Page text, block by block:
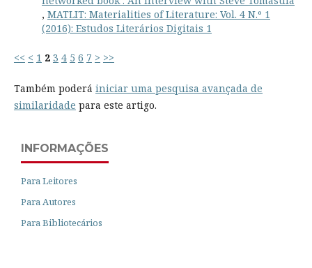
, MATLIT: Materialities of Literature: Vol. 4 N.º 1
(2016): Estudos Literários Digitais 1
<< < 1 2 3 4 5 6 7 > >>
Também poderá iniciar uma pesquisa avançada de
similaridade para este artigo.
INFORMAÇÕES
Para Leitores
Para Autores
Para Bibliotecários